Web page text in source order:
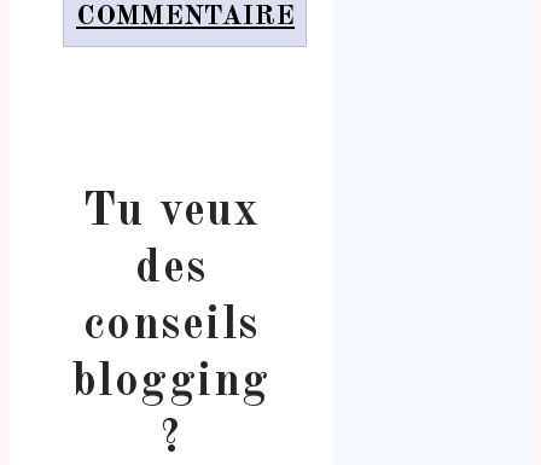
COMMENTAIRE
Tu veux
des
conseils
blogging
?